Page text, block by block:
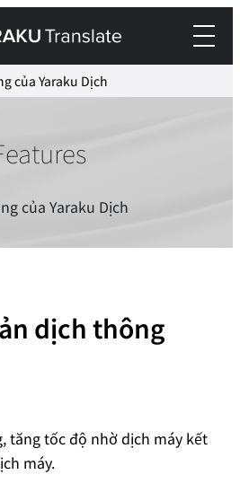
của Yaraku Dịch
của Yaraku Dịch
dịch thông
tăng tốc độ nhờ dịch máy kết
máy.